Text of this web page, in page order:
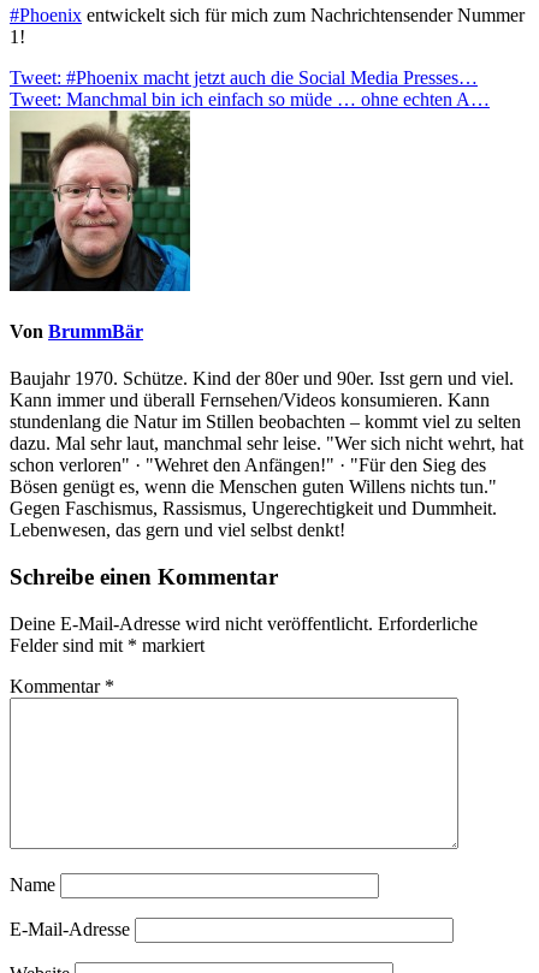
#Phoenix entwickelt sich für mich zum Nachrichtensender Nummer
1!
Beitragsnavigation
Tweet: #Phoenix macht jetzt auch die Social Media Presses…
Tweet: Manchmal bin ich einfach so müde … ohne echten A…
Von BrummBär
Baujahr 1970. Schütze. Kind der 80er und 90er. Isst gern und viel.
Kann immer und überall Fernsehen/Videos konsumieren. Kann
stundenlang die Natur im Stillen beobachten – kommt viel zu selten
dazu. Mal sehr laut, manchmal sehr leise. "Wer sich nicht wehrt, hat
schon verloren" · "Wehret den Anfängen!" · "Für den Sieg des
Bösen genügt es, wenn die Menschen guten Willens nichts tun."
Gegen Faschismus, Rassismus, Ungerechtigkeit und Dummheit.
Lebenwesen, das gern und viel selbst denkt!
Schreibe einen Kommentar
Deine E-Mail-Adresse wird nicht veröffentlicht. Erforderliche
Felder sind mit * markiert
Kommentar *
Name
E-Mail-Adresse